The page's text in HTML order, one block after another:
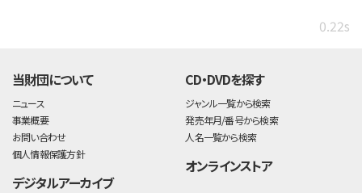
0.22s
当財団について
ニュース
事業概要
お問い合わせ
個人情報保護方針
デジタルアーカイブ
CD・DVDを探す
ジャンル一覧から検索
発売年月/番号から検索
人名一覧から検索
オンラインストア